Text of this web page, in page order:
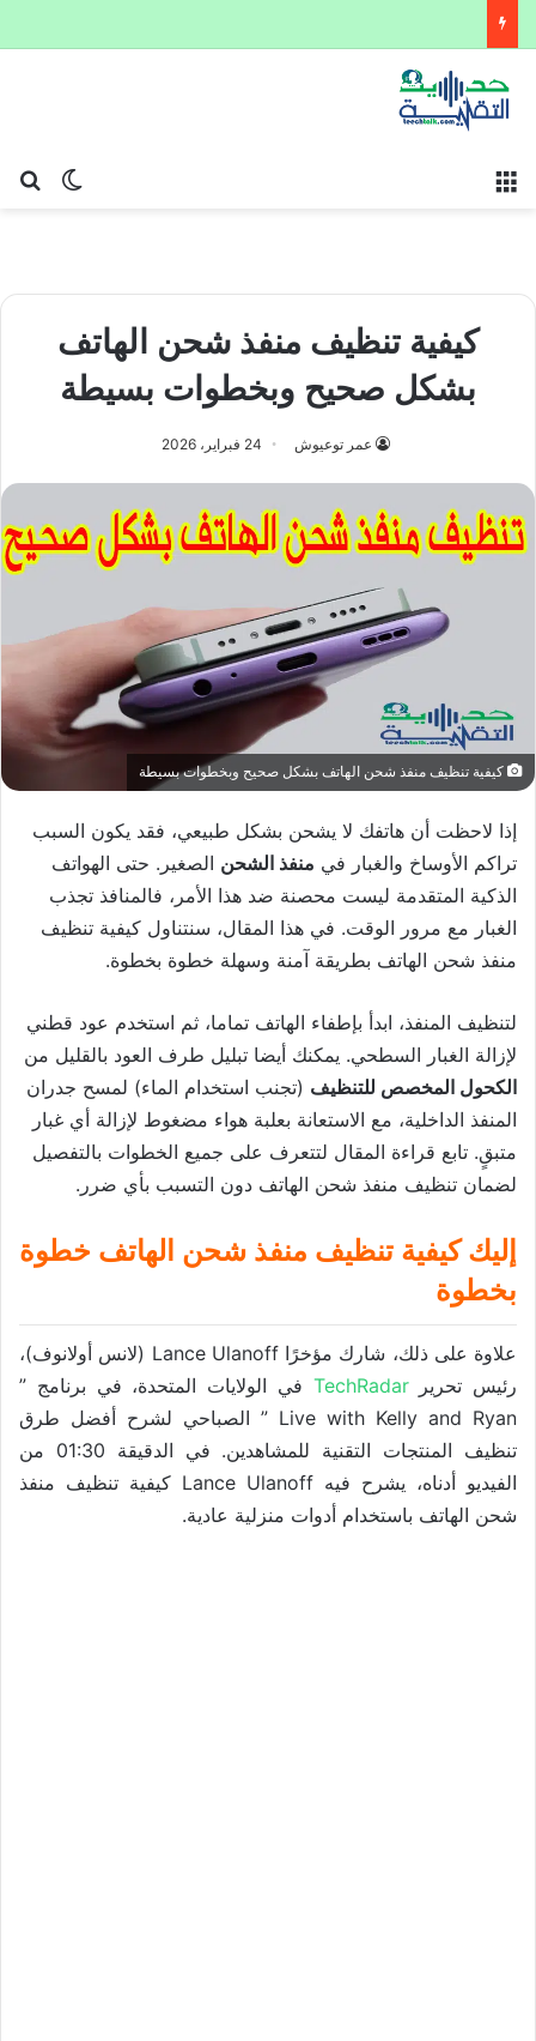
الوضع
كيفية تنظيف منفذ شحن الهاتف
بشكل صحيح وبخطوات بسيطة
عمر توعيوش 24 فبراير، 2026
كيفية تنظيف منفذ شحن الهاتف بشكل صحيح وبخطوات بسيطة
إذا لاحظت أن هاتفك لا يشحن بشكل طبيعي، فقد يكون السبب
تراكم الأوساخ والغبار في منفذ الشحن الصغير. حتى الهواتف
الذكية المتقدمة ليست محصنة ضد هذا الأمر، فالمنافذ تجذب
الغبار مع مرور الوقت. في هذا المقال، سنتناول كيفية تنظيف
منفذ شحن الهاتف بطريقة آمنة وسهلة خطوة بخطوة.
لتنظيف المنفذ، ابدأ بإطفاء الهاتف تماما، ثم استخدم عود قطني
لإزالة الغبار السطحي. يمكنك أيضا تبليل طرف العود بالقليل من
الكحول المخصص للتنظيف (تجنب استخدام الماء) لمسح جدران
المنفذ الداخلية، مع الاستعانة بعلبة هواء مضغوط لإزالة أي غبار
متبقٍ. تابع قراءة المقال لتتعرف على جميع الخطوات بالتفصيل
لضمان تنظيف منفذ شحن الهاتف دون التسبب بأي ضرر.
إليك كيفية تنظيف منفذ شحن الهاتف خطوة
بخطوة
علاوة على ذلك، شارك مؤخرًا Lance Ulanoff (لانس أولانوف)،
رئيس تحريرTechRadar في الولايات المتحدة، في برنامج ”
Live with Kelly and Ryan ” الصباحي لشرح أفضل طرق
تنظيف المنتجات التقنية للمشاهدين. في الدقيقة 01:30 من
الفيديو أدناه، يشرح فيه Lance Ulanoff كيفية تنظيف منفذ
شحن الهاتف باستخدام أدوات منزلية عادية.